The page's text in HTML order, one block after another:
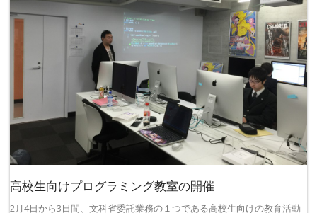
高校生向けプログラミング教室の開催
2月4日から3日間、文科省委託業務の１つである高校生向けの教育活動